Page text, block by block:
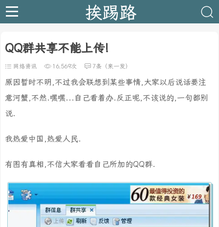
挨踢路
QQ群共享不能上传!
网络资讯 16,569次 7条（来一发）
原因暂时不明,不过我会联想到某些事情,大家以后说话要注
意河蟹,不然.嘿嘿...自己看着办.反正呢,不该说的,一句都别
说.
我热爱中国,热爱人民.
有图有真相,不信大家看看自己所加的QQ群.